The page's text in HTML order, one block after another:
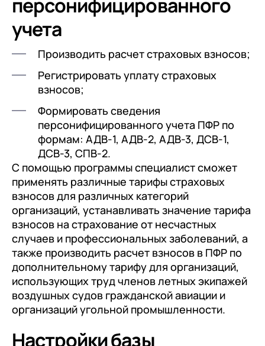
персонифицированного
учета
Производить расчет страховых взносов;
Регистрировать уплату страховых
взносов;
Формировать сведения
персонифицированного учета ПФР по
формам: АДВ-1, АДВ-2, АДВ-3, ДСВ-1,
ДСВ-3, СПВ-2.
С помощью программы специалист сможет
применять различные тарифы страховых
взносов для различных категорий
организаций, устанавливать значение тарифа
взносов на страхование от несчастных
случаев и профессиональных заболеваний, а
также производить расчет взносов в ПФР по
дополнительному тарифу для организаций,
использующих труд членов летных экипажей
воздушных судов гражданской авиации и
организаций угольной промышленности.
Настройки базы